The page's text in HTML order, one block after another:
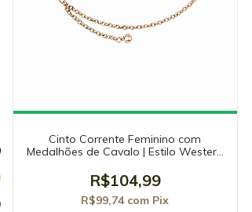
Cinto Corrente Feminino com
Medalhões de Cavalo | Estilo Western
R$104,99
R$99,74 com Pix